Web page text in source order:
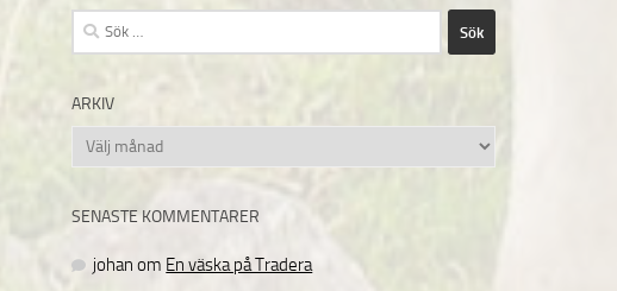
Sök
efter:
ARKIV
Arkiv
SENASTE KOMMENTARER
johan om En väska på Tradera